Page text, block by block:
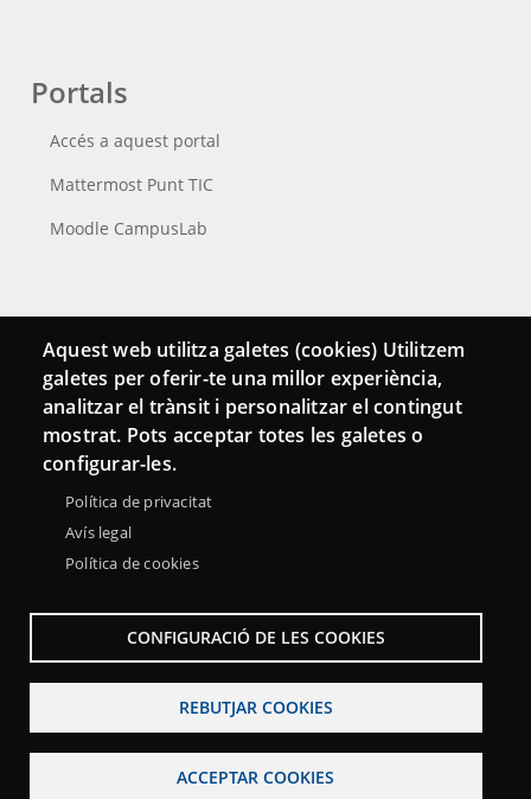
Portals
Accés a aquest portal
Mattermost Punt TIC
Moodle CampusLab
Connecta
Bustia de contacte
Butlletins
Aquest web utilitza galetes (cookies) Utilitzem
galetes per oferir-te una millor experiència,
analitzar el trànsit i personalitzar el contingut
mostrat. Pots acceptar totes les galetes o
configurar-les.
Política de privacitat
Avís legal
Política de cookies
CONFIGURACIÓ DE LES COOKIES
REBUTJAR COOKIES
ACCEPTAR COOKIES
Menu
Sobre la Xarxa Punttic Avís legal
Accessibilitat